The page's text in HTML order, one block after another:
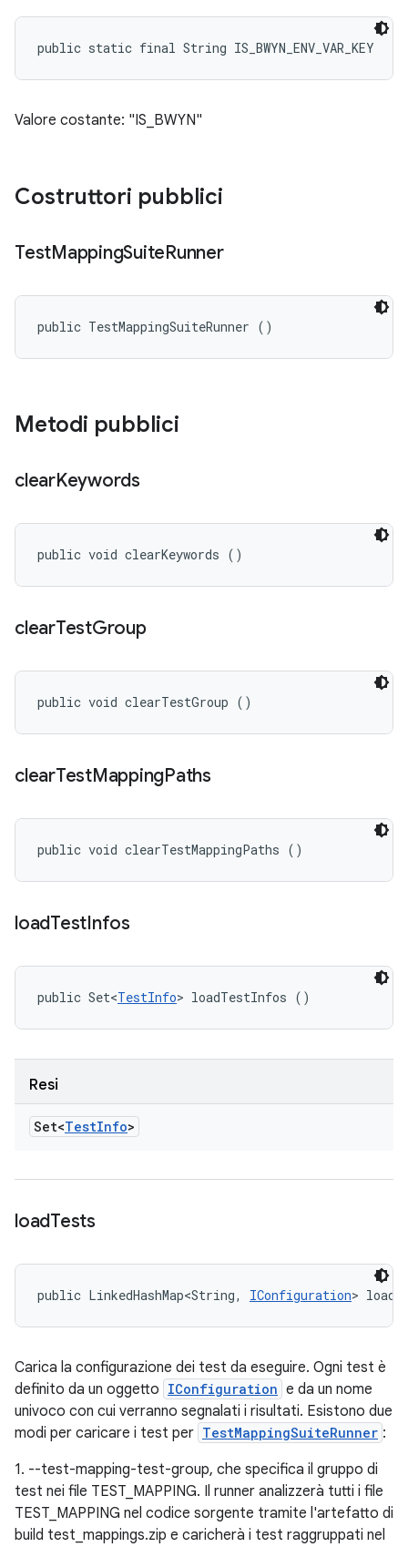
public static final String IS_BWYN_ENV_VAR_KEY
Valore costante: "IS_BWYN"
Costruttori pubblici
TestMappingSuiteRunner
public TestMappingSuiteRunner ()
Metodi pubblici
clearKeywords
public void clearKeywords ()
clearTestGroup
public void clearTestGroup ()
clearTestMappingPaths
public void clearTestMappingPaths ()
loadTestInfos
public Set<TestInfo> loadTestInfos ()
Resi
Set<TestInfo>
loadTests
public LinkedHashMap<String, IConfiguration>
Carica la configurazione dei test da eseguire. Ogni test è
definito da un oggetto IConfiguration e da un nome
univoco con cui verranno segnalati i risultati. Esistono due
modi per caricare i test per TestMappingSuiteRunner :
1. --test-mapping-test-group, che specifica il gruppo di
test nei file TEST_MAPPING. Il runner analizzerà tutti i file
TEST_MAPPING nel codice sorgente tramite l'artefatto di
build test_mappings.zip e caricherà i test raggruppati nel